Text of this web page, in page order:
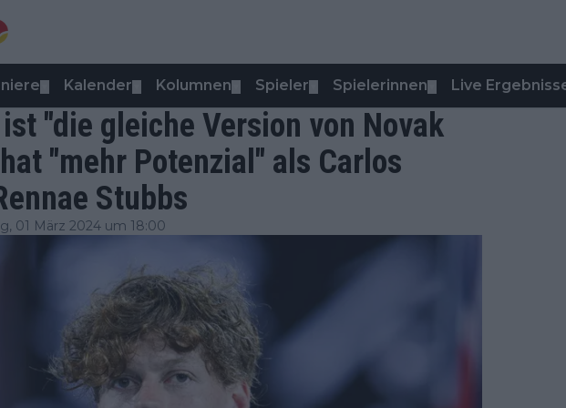
Kalender Kolumnen Spieler Spielerinnen Live
"die gleiche Version von Novak
"mehr Potenzial" als Carlos
Stubbs
01 März 2024 um 18:00